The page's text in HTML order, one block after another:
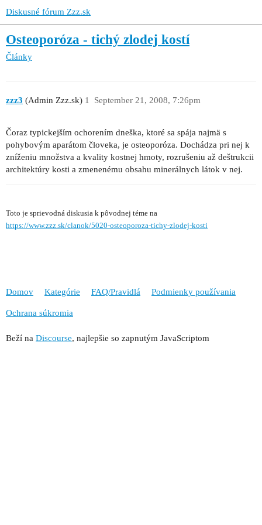
Diskusné fórum Zzz.sk
Osteoporóza - tichý zlodej kostí
Články
zzz3 (Admin Zzz.sk) September 21, 2008, 7:26pm
1
Čoraz typickejším ochorením dneška, ktoré sa spája najmä s
pohybovým aparátom človeka, je osteoporóza. Dochádza pri nej k
zníženiu množstva a kvality kostnej hmoty, rozrušeniu až deštrukcii
architektúry kosti a zmenenému obsahu minerálnych látok v nej.
Toto je sprievodná diskusia k pôvodnej téme na
https://www.zzz.sk/clanok/5020-osteoporoza-tichy-zlodej-kosti
Domov Kategórie FAQ/Pravidlá Podmienky používania
Ochrana súkromia
Beží na Discourse, najlepšie so zapnutým JavaScriptom